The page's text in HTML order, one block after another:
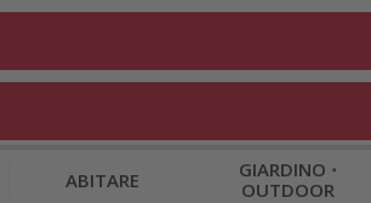
ABITARE
GIARDINO ⋅
OUTDOOR